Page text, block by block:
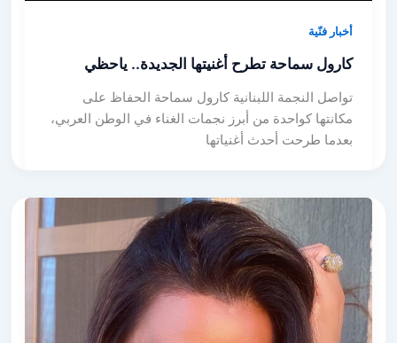
أخبار فنّية
كارول سماحة تطرح أغنيتها الجديدة.. ياحظي
تواصل النجمة اللبنانية كارول سماحة الحفاظ على
مكانتها كواحدة من أبرز نجمات الغناء في الوطن العربي،
بعدما طرحت أحدث أغنياتها